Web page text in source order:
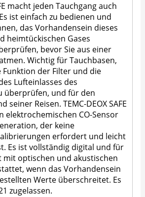
macht jeden Tauchgang auch
ist einfach zu bedienen und
das Vorhandensein dieses
heimtückischen Gases
bevor Sie aus einer
Wichtig für Tauchbasen,
der Filter und die
Lufteinlasses des
überprüfen, und für den
seiner Reisen. TEMC-DEOX SAFE
elektrochemischen CO-Sensor
der keine
erfordert und leicht
Es ist vollständig digital und für
mit optischen und akustischen
wenn das Vorhandensein
Werte überschreitet. Es
zugelassen.